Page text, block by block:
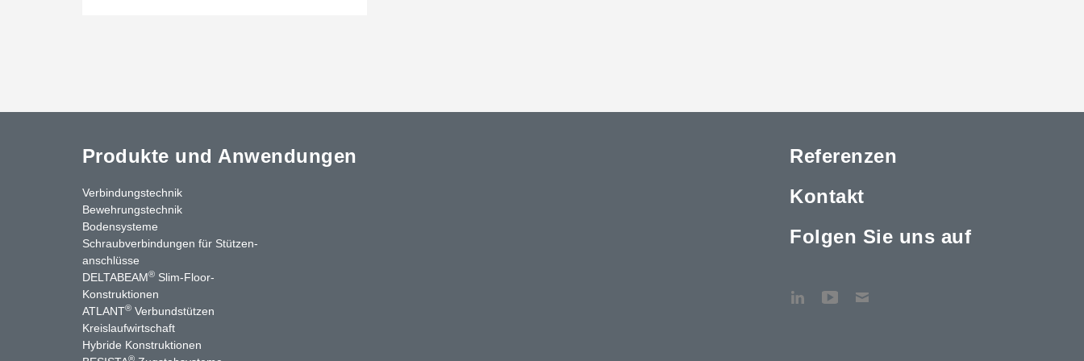
Produkte und Anwendungen
Verbindungstechnik
Bewehrungstechnik
Bodensysteme
Schraubverbindungen für Stützen­
anschlüsse
DELTABEAM® Slim-Floor-
Konstruktionen
ATLANT® Verbundstützen
Kreislaufwirtschaft
Hybride Konstruktionen
®
Referenzen
Kontakt
Folgen Sie uns auf
Kontakt